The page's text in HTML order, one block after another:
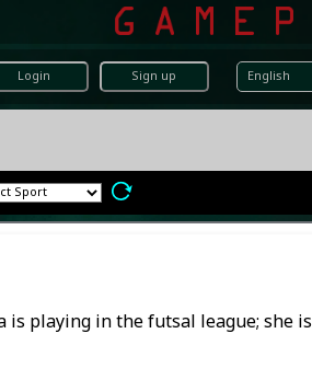
Login Sign up
playing in the futsal league; she